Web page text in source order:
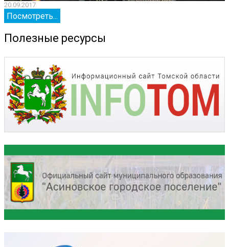
20.09.2017
Посмотреть...
Полезные ресурсы